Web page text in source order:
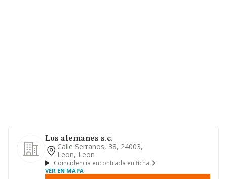
Los alemanes s.c.
Calle Serranos, 38, 24003,
Leon, Leon
Coincidencia encontrada en ficha
VER EN MAPA